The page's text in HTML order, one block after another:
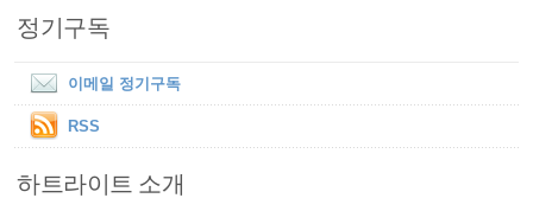
정기구독
이메일 정기구독
RSS
하트라이트 소개